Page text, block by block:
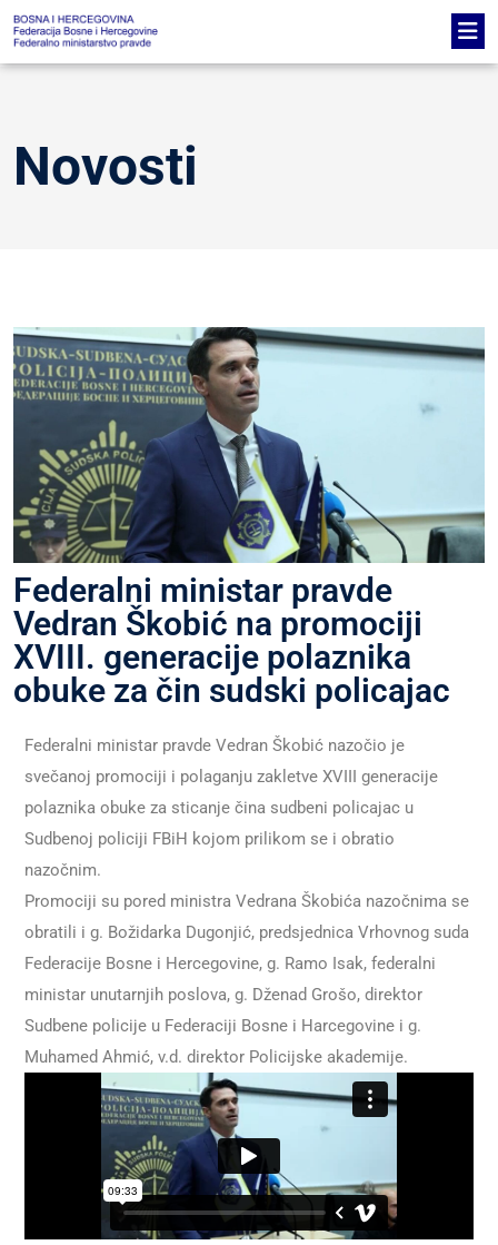
Novosti
Federalni ministar pravde
Vedran Škobić na promociji
XVIII. generacije polaznika
obuke za čin sudski policajac
Federalni ministar pravde Vedran Škobić nazočio je
svečanoj promociji i polaganju zakletve XVIII generacije
polaznika obuke za sticanje čina sudbeni policajac u
Sudbenoj policiji FBiH kojom prilikom se i obratio
nazočnim.
Promociji su pored ministra Vedrana Škobića nazočnima se
obratili i g. Božidarka Dugonjić, predsjednica Vrhovnog suda
Federacije Bosne i Hercegovine, g. Ramo Isak, federalni
ministar unutarnjih poslova, g. Dženad Grošo, direktor
Sudbene policije u Federaciji Bosne i Harcegovine i g.
Muhamed Ahmić, v.d. direktor Policijske akademije.